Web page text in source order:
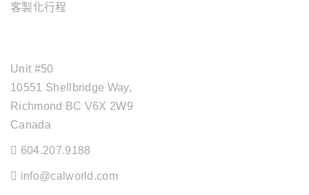
客製化行程
Unit #50
10551 Shellbridge Way,
Richmond BC V6X 2W9
Canada
604.207.9188
info@calworld.com